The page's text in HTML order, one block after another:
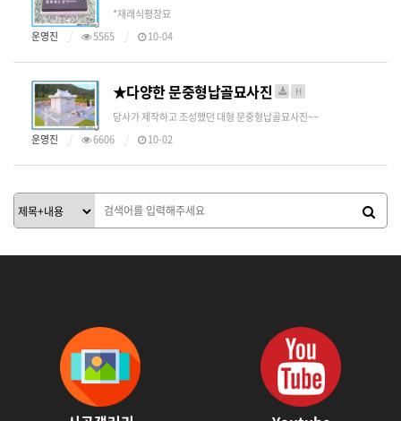
*재래식평장묘
운영진
5565 10-04
★다양한 문중형납골묘사진 H
당사가 제작하고 조성했던 대형 문중형납골묘사진~~
운영진
6606 10-02